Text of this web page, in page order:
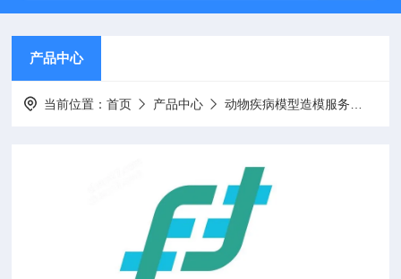
产品中心
当前位置：首页 产品中心 动物疾病模型造模服务